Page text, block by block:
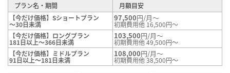
プラン名・期間
月額目安
【今だけ価格】Sショートプラン
～30日未満
97,500円/月～
初期費用他 16,500円～
【今だけ価格】ロングプラン
181日以上～366日未満
103,500円/月～
初期費用他 49,500円～
【今だけ価格】ミドルプラン
91日以上～181日未満
108,000円/月～
初期費用他 38,500円～